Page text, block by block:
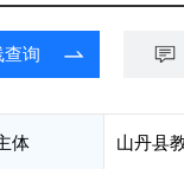
查询
体 山丹县